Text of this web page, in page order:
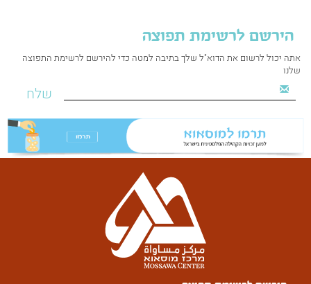
הירשם לרשימת תפוצה
אתה יכול לרשום את הדוא"ל שלך בתיבה למטה כדי להירשם לרשימת התפוצה
שלנו
שלח